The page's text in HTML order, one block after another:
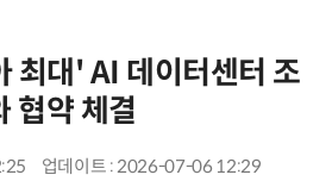
최대' AI 데이터센터 조
협약 체결
업데이트 : 2026-07-06 12:29